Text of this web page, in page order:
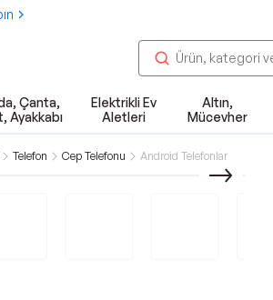
Çanta,
Ayakkabı
Elektrikli Ev
Aletleri
Altın,
Mücevher
Telefon Cep Telefonu Android Telefonlar